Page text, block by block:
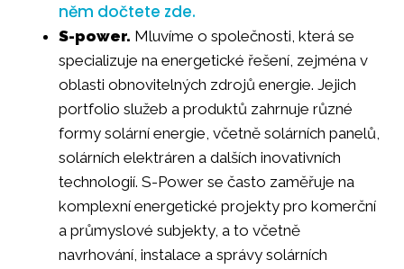
něm dočtete zde.
S-power. Mluvíme o společnosti, která se
specializuje na energetické řešení, zejména v
oblasti obnovitelných zdrojů energie. Jejich
portfolio služeb a produktů zahrnuje různé
formy solární energie, včetně solárních panelů,
solárních elektráren a dalších inovativních
technologií. S-Power se často zaměřuje na
komplexní energetické projekty pro komerční
a průmyslové subjekty, a to včetně
navrhování, instalace a správy solárních